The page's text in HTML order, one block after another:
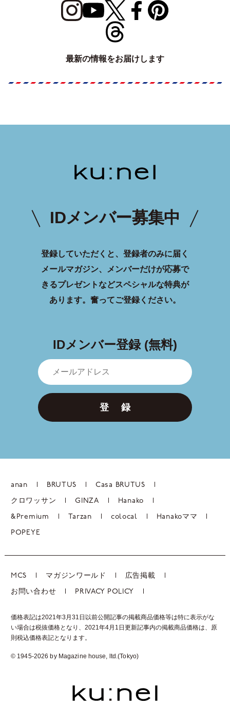
最新の情報をお届けします
IDメンバー募集中
登録していただくと、登録者のみに届く
メールマガジン、メンバーだけが応募で
きるプレゼントなどスペシャルな特典が
あります。 奮ってご登録ください。
IDメンバー登録 (無料)
登 録
anan BRUTUS Casa BRUTUS
クロワッサン GINZA Hanako
&Premium Tarzan colocal Hanakoママ
POPEYE
MCS マガジンワールド 広告掲載
お問い合わせ PRIVACY POLICY
価格表記は2021年3月31日以前公開記事の掲載商品価格等は特に表示がな
い場合は税抜価格となり、2021年4月1日更新記事内の掲載商品価格は、 原
則税込価格表記となります。
© 1945-2026 by Magazine house, ltd.(Tokyo)